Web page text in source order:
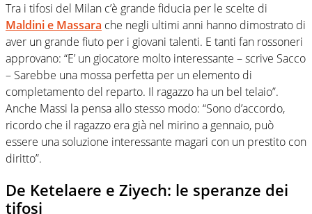
Tra i tifosi del Milan c’è grande fiducia per le scelte di
Maldini e Massara che negli ultimi anni hanno dimostrato di
aver un grande fiuto per i giovani talenti. E tanti fan rossoneri
approvano: “E’ un giocatore molto interessante – scrive Sacco
– Sarebbe una mossa perfetta per un elemento di
completamento del reparto. Il ragazzo ha un bel telaio”.
Anche Massi la pensa allo stesso modo: “Sono d’accordo,
ricordo che il ragazzo era già nel mirino a gennaio, può
essere una soluzione interessante magari con un prestito con
diritto”.
De Ketelaere e Ziyech: le speranze dei
tifosi